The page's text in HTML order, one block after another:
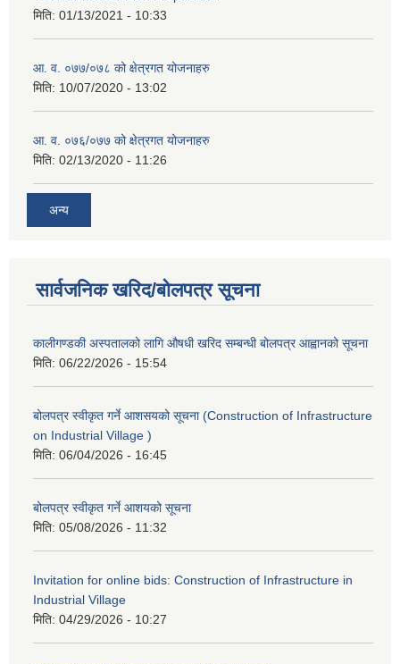
मिति: 01/13/2021 - 10:33
आ. व. ०७७/०७८ को क्षेत्रगत योजनाहरु
मिति: 10/07/2020 - 13:02
आ. व. ०७६/०७७ को क्षेत्रगत योजनाहरु
मिति: 02/13/2020 - 11:26
अन्य
सार्वजनिक खरिद/बोलपत्र सूचना
कालीगण्डकी अस्पतालको लागि औषधी खरिद सम्बन्धी बोलपत्र आह्वानको सूचना
मिति: 06/22/2026 - 15:54
बोलपत्र स्वीकृत गर्ने आशसयको सूचना (Construction of Infrastructure
on Industrial Village )
मिति: 06/04/2026 - 16:45
बोलपत्र स्वीकृत गर्ने आशयको सूचना
मिति: 05/08/2026 - 11:32
Invitation for online bids: Construction of Infrastructure in
Industrial Village
मिति: 04/29/2026 - 10:27